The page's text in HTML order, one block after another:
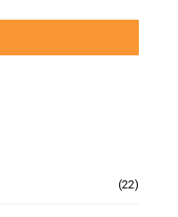
(22)